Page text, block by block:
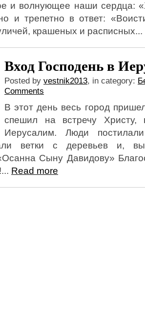
и волнующее наши сердца:
и трепетно в ответ:
крашеных и расписных...
Вход Господень в
Posted by vestnik2013, in category:
Comments
В этот день весь город
спешил на встречу Христу,
Иерусалим. Люди
ветки с деревьев и,
Сыну Давидову»
Read more